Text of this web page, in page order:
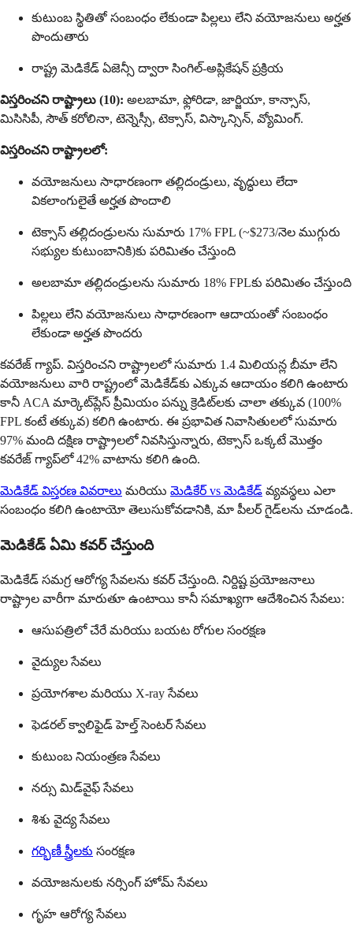
కుటుంబ స్థితితో సంబంధం లేకుండా పిల్లలు లేని వయోజనులు అర్హత
పొందుతారు
రాష్ట్ర మెడికేడ్ ఏజెన్సీ ద్వారా సింగిల్-అప్లికేషన్ ప్రక్రియ
విస్తరించని రాష్ట్రాలు (10): అలబామా, ఫ్లోరిడా, జార్జియా, కాన్సాస్,
మిసిసిపీ, సౌత్ కరోలినా, టెన్నెస్సీ, టెక్సాస్, విస్కాన్సిన్, వ్యోమింగ్.
విస్తరించని రాష్ట్రాలలో:
వయోజనులు సాధారణంగా తల్లిదండ్రులు, వృద్ధులు లేదా
వికలాంగులైతే అర్హత పొందాలి
టెక్సాస్ తల్లిదండ్రులను సుమారు 17% FPL (~$273/నెల ముగ్గురు
సభ్యుల కుటుంబానికి)కు పరిమితం చేస్తుంది
అలబామా తల్లిదండ్రులను సుమారు 18% FPLకు పరిమితం చేస్తుంది
పిల్లలు లేని వయోజనులు సాధారణంగా ఆదాయంతో సంబంధం
లేకుండా అర్హత పొందరు
కవరేజ్ గ్యాప్. విస్తరించని రాష్ట్రాలలో సుమారు 1.4 మిలియన్ల బీమా లేని
వయోజనులు వారి రాష్ట్రంలో మెడికేడ్‌కు ఎక్కువ ఆదాయం కలిగి ఉంటారు
కానీ ACA మార్కెట్‌ప్లేస్ ప్రీమియం పన్ను క్రెడిట్‌లకు చాలా తక్కువ (100%
FPL కంటే తక్కువ) కలిగి ఉంటారు. ఈ ప్రభావిత నివాసితులలో సుమారు
97% మంది దక్షిణ రాష్ట్రాలలో నివసిస్తున్నారు, టెక్సాస్ ఒక్కటే మొత్తం
కవరేజ్ గ్యాప్‌లో 42% వాటాను కలిగి ఉంది.
మెడికేడ్ విస్తరణ వివరాలు మరియు మెడికేర్ vs మెడికేడ్ వ్యవస్థలు ఎలా
సంబంధం కలిగి ఉంటాయో తెలుసుకోవడానికి, మా పీలర్ గైడ్‌లను చూడండి.
మెడికేడ్ ఏమి కవర్ చేస్తుంది
మెడికేడ్ సమగ్ర ఆరోగ్య సేవలను కవర్ చేస్తుంది. నిర్దిష్ట ప్రయోజనాలు
రాష్ట్రాల వారీగా మారుతూ ఉంటాయి కానీ సమాఖ్యగా ఆదేశించిన సేవలు:
ఆసుపత్రిలో చేరే మరియు బయట రోగుల సంరక్షణ
వైద్యుల సేవలు
ప్రయోగశాల మరియు X-ray సేవలు
ఫెడరల్ క్వాలిఫైడ్ హెల్త్ సెంటర్ సేవలు
కుటుంబ నియంత్రణ సేవలు
నర్సు మిడ్‌వైఫ్ సేవలు
శిశు వైద్య సేవలు
గర్భిణీ స్త్రీలకు సంరక్షణ
వయోజనులకు నర్సింగ్ హోమ్ సేవలు
గృహ ఆరోగ్య సేవలు